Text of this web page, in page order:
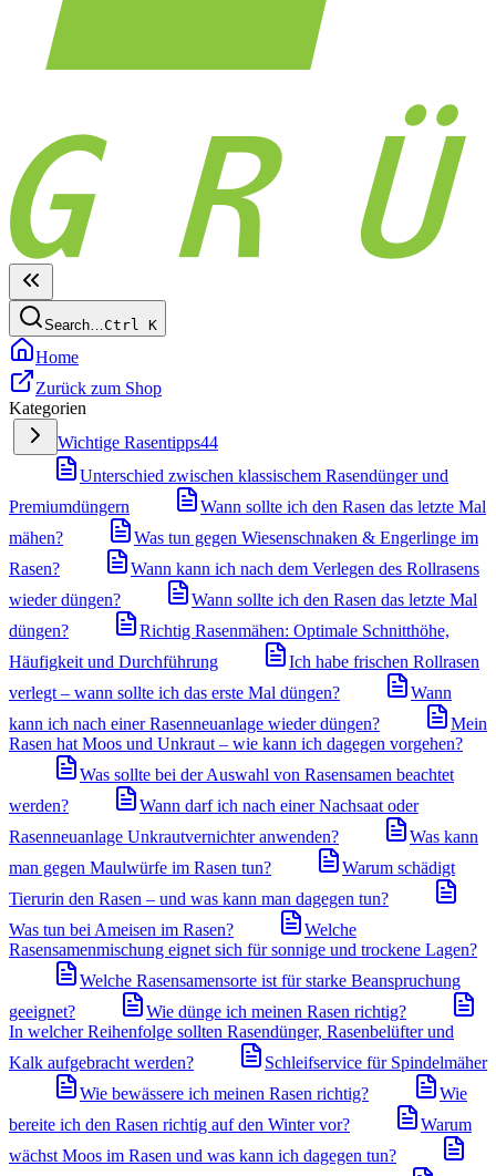
Search…Ctrl K
Home
Zurück zum Shop
Kategorien
Wichtige Rasentipps44
Unterschied zwischen klassischem Rasendünger und
Premiumdüngern
Wann sollte ich den Rasen das letzte Mal
mähen?
Was tun gegen Wiesenschnaken & Engerlinge im
Rasen?
Wann kann ich nach dem Verlegen des Rollrasens
wieder düngen?
Wann sollte ich den Rasen das letzte Mal
düngen?
Richtig Rasenmähen: Optimale Schnitthöhe,
Häufigkeit und Durchführung
Ich habe frischen Rollrasen
verlegt – wann sollte ich das erste Mal düngen?
Wann
kann ich nach einer Rasenneuanlage wieder düngen?
Mein
Rasen hat Moos und Unkraut – wie kann ich dagegen vorgehen?
Was sollte bei der Auswahl von Rasensamen beachtet
werden?
Wann darf ich nach einer Nachsaat oder
Rasenneuanlage Unkrautvernichter anwenden?
Was kann
man gegen Maulwürfe im Rasen tun?
Warum schädigt
Tierurin den Rasen – und was kann man dagegen tun?
Was tun bei Ameisen im Rasen?
Welche
Rasensamenmischung eignet sich für sonnige und trockene Lagen?
Welche Rasensamensorte ist für starke Beanspruchung
geeignet?
Wie dünge ich meinen Rasen richtig?
In welcher Reihenfolge sollten Rasendünger, Rasenbelüfter und
Kalk aufgebracht werden?
Schleifservice für Spindelmäher
Wie bewässere ich meinen Rasen richtig?
Wie
bereite ich den Rasen richtig auf den Winter vor?
Warum
wächst Moos im Rasen und was kann ich dagegen tun?